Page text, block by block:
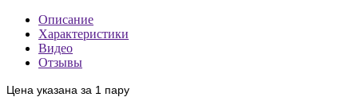
Описание
Характеристики
Видео
Отзывы
Цена указана за 1 пару